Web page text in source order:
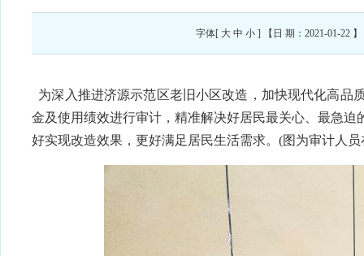
字体[ 大 中 小] 【日 期：2021-01-22
为深入推进济源示范区老旧小区改造，加快现代化高品
金及使用绩效进行审计，精准解决好居民最关心、最急
好实现改造效果，更好满足居民生活需求。(图为审计人